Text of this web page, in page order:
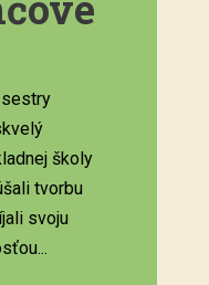
školy
tvorbu
svoju